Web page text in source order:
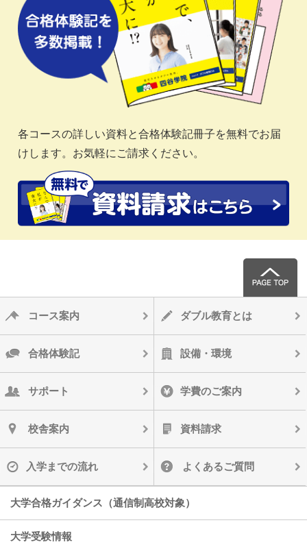
各コースの詳しい資料と合格体験記冊子を無料でお届
けします。お気軽にご請求ください。
コース案内 ダブル教育とは
合格体験記 設備・環境
サポート 学費のご案内
校舎案内 資料請求
入学までの流れ よくあるご質問
大学合格ガイダンス（通信制高校対象）
大学受験情報